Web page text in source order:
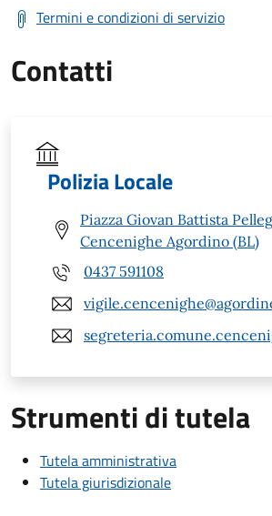
Termini e condizioni di servizio
Contatti
Polizia Locale
Piazza Giovan Battista
Cencenighe Agordino (BL)
0437 591108
Strumenti di tutela
Tutela amministrativa
Tutela giurisdizionale